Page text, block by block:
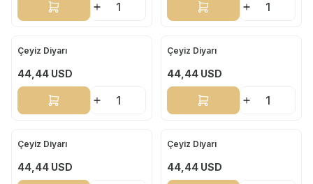
Sepete Ekle Sepete Ekle
Yeni
Çeyiz Diyarı
44,44 USD
Sepete Ekle
Yeni
Çeyiz Diyarı
44,44 USD
Sepete Ekle
Yeni
Çeyiz Diyarı
44,44 USD
Yeni
Çeyiz Diyarı
44,44 USD